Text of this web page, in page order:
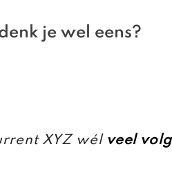
je wel eens?
XYZ wél veel